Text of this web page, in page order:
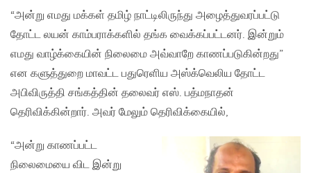
“அன்று எமது மக்கள் தமிழ் நாட்டிலிருந்து அழைத்துவரப்பட்டு
தோட்ட லயன் காம்பராக்களில் தங்க வைக்கப்பட்டனர். இன்றும்
எமது வாழ்க்கையின் நிலைமை அவ்வாறே காணப்படுகின்றது”
என களுத்துறை மாவட்ட பதுரெளிய அஸ்க்வெலிய தோட்ட
அபிவிருத்தி சங்கத்தின் தலைவர் எஸ். பத்மநாதன்
தெரிவிக்கின்றார். அவர் மேலும் தெரிவிக்கையில்,
“அன்று காணப்பட்ட
நிலைமையை விட இன்று